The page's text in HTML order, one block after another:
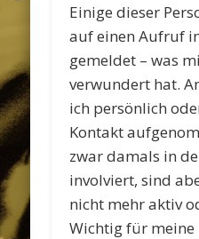
Einige dieser
auf einen Aufruf
gemeldet – was
verwundert hat.
ich persönlich
Kontakt
zwar damals in
involviert, sind
nicht mehr aktiv
Wichtig für meine